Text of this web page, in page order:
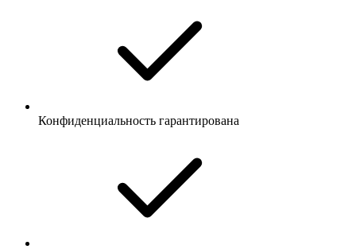
Конфиденциальность гарантирована